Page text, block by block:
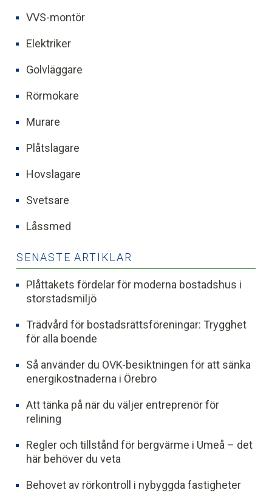
VVS-montör
Elektriker
Golvläggare
Rörmokare
Murare
Plåtslagare
Hovslagare
Svetsare
Låssmed
SENASTE ARTIKLAR
Plåttakets fördelar för moderna bostadshus i
storstadsmiljö
Trädvård för bostadsrättsföreningar: Trygghet
för alla boende
Så använder du OVK-besiktningen för att sänka
energikostnaderna i Örebro
Att tänka på när du väljer entreprenör för
relining
Regler och tillstånd för bergvärme i Umeå – det
här behöver du veta
Behovet av rörkontroll i nybyggda fastigheter